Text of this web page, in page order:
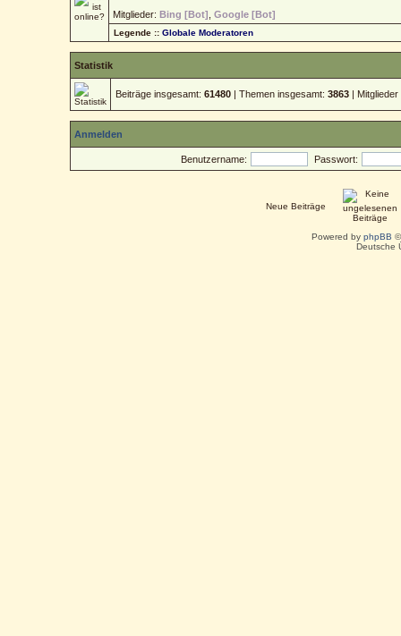
Mitglieder:Bing [Bot] ,Google [Bot]
Legende ::Globale Moderatoren
Statistik
Beiträge insgesamt:61480 | Themen insgesamt:3863 |
Anmelden
Benutzername: Passwort:
Neue Beiträge
Powered by phpBB
Deutsche